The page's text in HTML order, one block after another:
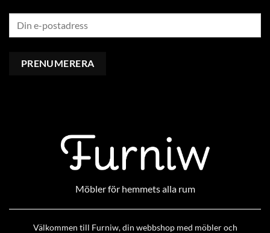
Möbler för hemmets alla rum
Välkommen till Furniw, din webbshop med möbler och